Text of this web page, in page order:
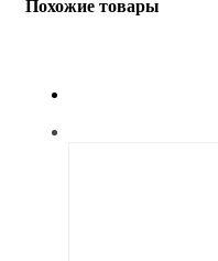
Похожие товары